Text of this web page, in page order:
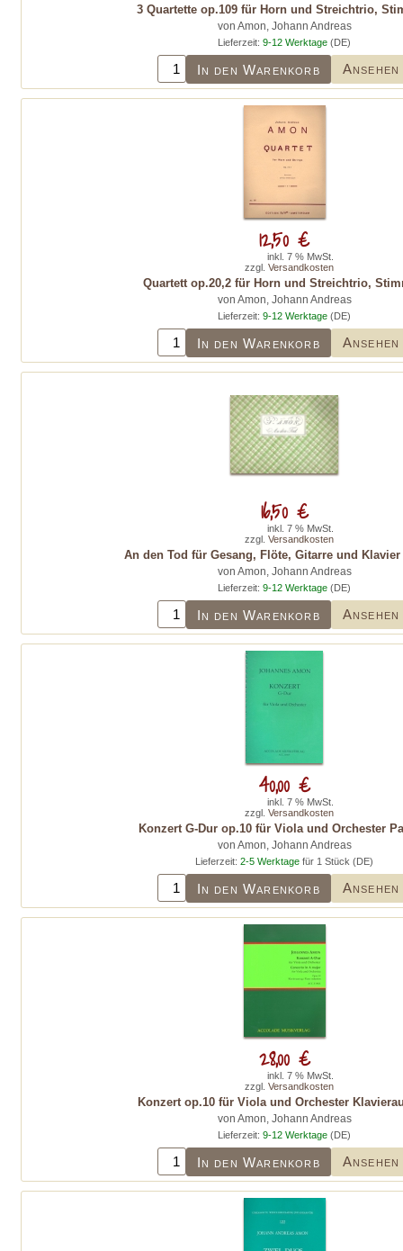
3 Quartette op.109 für Horn und Streichtrio,
von Amon, Johann Andreas
Lieferzeit: 9-12 Werktage (DE)
In den Warenkorb Ansehen
Quartett op.20,2 für Horn und Streichtrio,
von Amon, Johann Andreas
Lieferzeit: 9-12 Werktage (DE)
In den Warenkorb Ansehen
12,50 €
inkl. 7 % MwSt.
zzgl. Versandkosten
An den Tod für Gesang, Flöte, Gitarre und
von Amon, Johann Andreas
Lieferzeit: 9-12 Werktage (DE)
In den Warenkorb Ansehen
16,50 €
inkl. 7 % MwSt.
zzgl. Versandkosten
Konzert G-Dur op.10 für Viola und Orchester
von Amon, Johann Andreas
Lieferzeit: 2-5 Werktage für 1 Stück (DE)
In den Warenkorb Ansehen
40,00 €
inkl. 7 % MwSt.
zzgl. Versandkosten
Konzert op.10 für Viola und Orchester
von Amon, Johann Andreas
Lieferzeit: 9-12 Werktage (DE)
In den Warenkorb Ansehen
28,00 €
inkl. 7 % MwSt.
zzgl. Versandkosten